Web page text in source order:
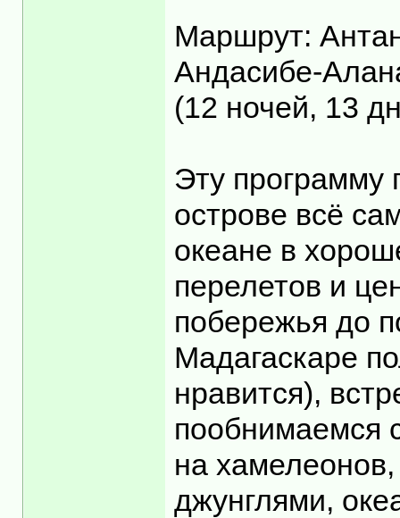
Маршрут:
Андасибе-
(12 ночей, 13
Эту программу
острове всё
океане в
перелетов и
побережья до
Мадагаскаре
нравится),
пообнимаемся
на
джунглями,